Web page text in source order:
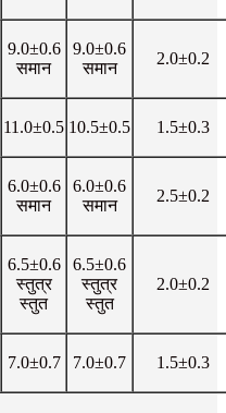
9.0±0.6
समान
9.0±0.6
समान
2.0±0.2
11.0±0.5 10.5±0.5 1.5±0.3
6.0±0.6
समान
6.0±0.6
समान
2.5±0.2
6.5±0.6
स्तुत्र
स्तुत
6.5±0.6
स्तुत्र
स्तुत
2.0±0.2
7.0±0.7 7.0±0.7 1.5±0.3